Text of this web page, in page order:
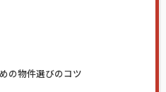
の物件選びのコツ